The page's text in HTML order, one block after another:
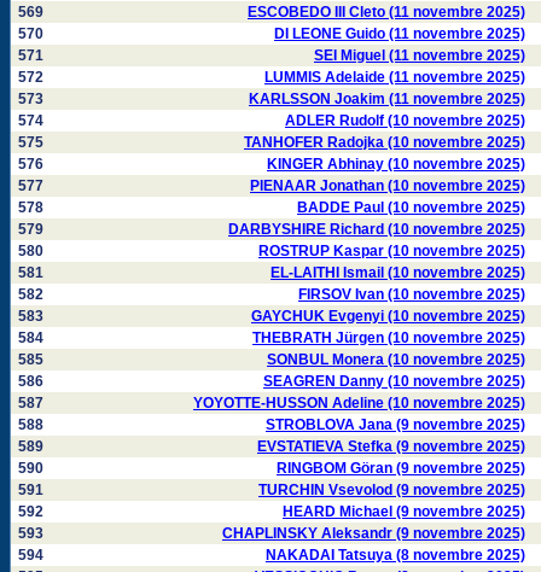
569
ESCOBEDO III Cleto (11 novembre 2025)
570
DI LEONE Guido (11 novembre 2025)
571
SEI Miguel (11 novembre 2025)
572
LUMMIS Adelaide (11 novembre 2025)
573
KARLSSON Joakim (11 novembre 2025)
574
ADLER Rudolf (10 novembre 2025)
575
TANHOFER Radojka (10 novembre 2025)
576
KINGER Abhinay (10 novembre 2025)
577
PIENAAR Jonathan (10 novembre 2025)
578
BADDE Paul (10 novembre 2025)
579
DARBYSHIRE Richard (10 novembre 2025)
580
ROSTRUP Kaspar (10 novembre 2025)
581
EL-LAITHI Ismail (10 novembre 2025)
582
FIRSOV Ivan (10 novembre 2025)
583
GAYCHUK Evgenyi (10 novembre 2025)
584
THEBRATH Jürgen (10 novembre 2025)
585
SONBUL Monera (10 novembre 2025)
586
SEAGREN Danny (10 novembre 2025)
587
YOYOTTE-HUSSON Adeline (10 novembre 2025)
588
STROBLOVA Jana (9 novembre 2025)
589
EVSTATIEVA Stefka (9 novembre 2025)
590
RINGBOM Göran (9 novembre 2025)
591
TURCHIN Vsevolod (9 novembre 2025)
592
HEARD Michael (9 novembre 2025)
593
CHAPLINSKY Aleksandr (9 novembre 2025)
594
NAKADAI Tatsuya (8 novembre 2025)